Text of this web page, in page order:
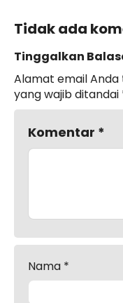
Tidak ada
Tinggalkan
Alamat email Anda
yang wajib ditandai
Komentar *
Nama *